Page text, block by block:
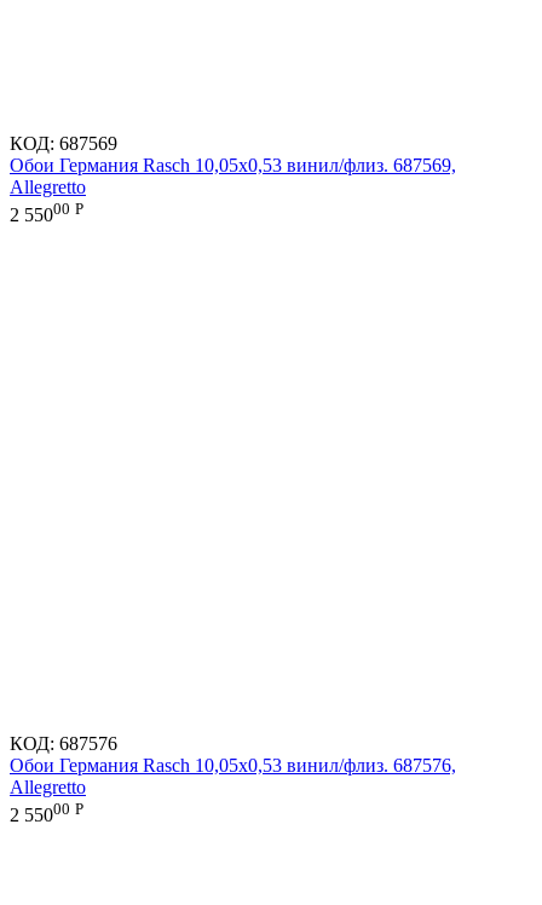
КОД: 687569
Обои Германия Rasch 10,05x0,53 винил/флиз. 687569,
Allegretto
2 55000 Р
КОД: 687576
Обои Германия Rasch 10,05x0,53 винил/флиз. 687576,
Allegretto
2 55000 Р